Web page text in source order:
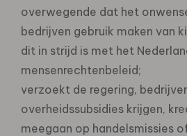
overwegende dat het
bedrijven gebruik maken van
dit in strijd is met het
mensenrechtenbeleid;
verzoekt de regering,
overheidssubsidies krijgen,
meegaan op handelsmissies